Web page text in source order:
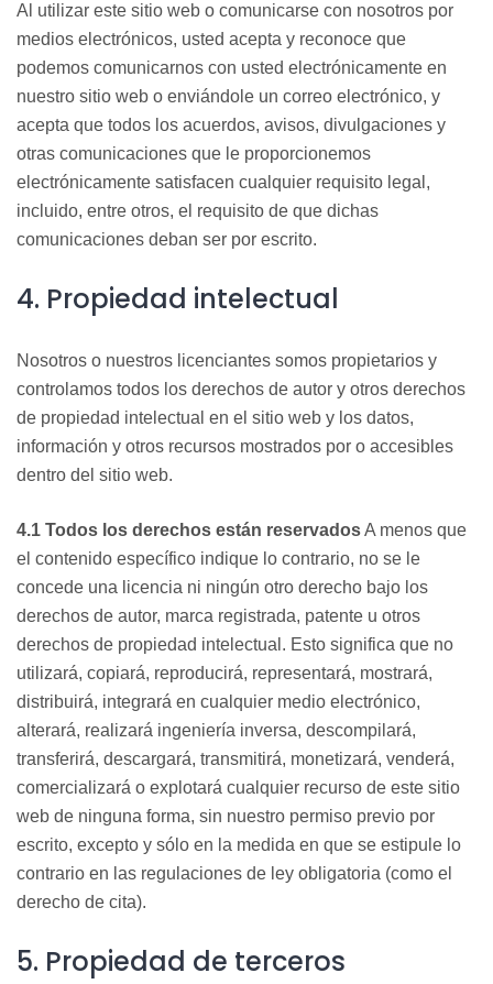
Al utilizar este sitio web o comunicarse con nosotros por
medios electrónicos, usted acepta y reconoce que
podemos comunicarnos con usted electrónicamente en
nuestro sitio web o enviándole un correo electrónico, y
acepta que todos los acuerdos, avisos, divulgaciones y
otras comunicaciones que le proporcionemos
electrónicamente satisfacen cualquier requisito legal,
incluido, entre otros, el requisito de que dichas
comunicaciones deban ser por escrito.
4. Propiedad intelectual
Nosotros o nuestros licenciantes somos propietarios y
controlamos todos los derechos de autor y otros derechos
de propiedad intelectual en el sitio web y los datos,
información y otros recursos mostrados por o accesibles
dentro del sitio web.
4.1 Todos los derechos están reservadosA menos que
el contenido específico indique lo contrario, no se le
concede una licencia ni ningún otro derecho bajo los
derechos de autor, marca registrada, patente u otros
derechos de propiedad intelectual. Esto significa que no
utilizará, copiará, reproducirá, representará, mostrará,
distribuirá, integrará en cualquier medio electrónico,
alterará, realizará ingeniería inversa, descompilará,
transferirá, descargará, transmitirá, monetizará, venderá,
comercializará o explotará cualquier recurso de este sitio
web de ninguna forma, sin nuestro permiso previo por
escrito, excepto y sólo en la medida en que se estipule lo
contrario en las regulaciones de ley obligatoria (como el
derecho de cita).
5. Propiedad de terceros